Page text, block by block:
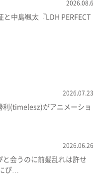
2026.08.6
と中島颯太『LDH PERFECT
2026.07.23
利(timelesz)がアニメーショ
2026.06.26
会うのに前髪乱れは許せ
ぴ…